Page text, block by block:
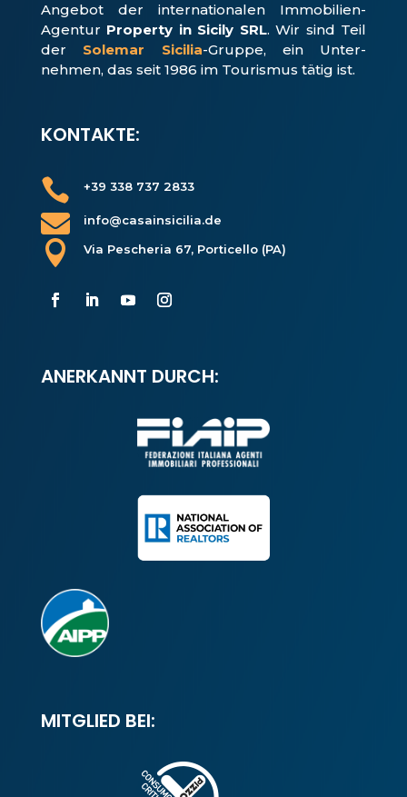
Angebot der internationalen Immobilien-
Agentur Property in Sicily SRL. Wir sind Teil
der Solemar Sicilia-Gruppe, ein Unter­
nehmen, das seit 1986 im Tourismus tätig ist.
KONTAKTE:
 +39 338 737 2833
 info@casainsicilia.de
 Via Pescheria 67, Porticello (PA)
ANERKANNT DURCH:
MITGLIED BEI: